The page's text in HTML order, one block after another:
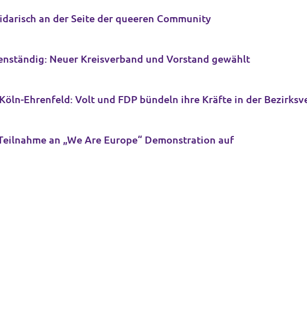
an der Seite der queeren Community
Neuer Kreisverband und Vorstand gewählt
Neue Fraktion für Köln-Ehrenfeld: Volt und
an „We Are Europe“ Demonstration auf